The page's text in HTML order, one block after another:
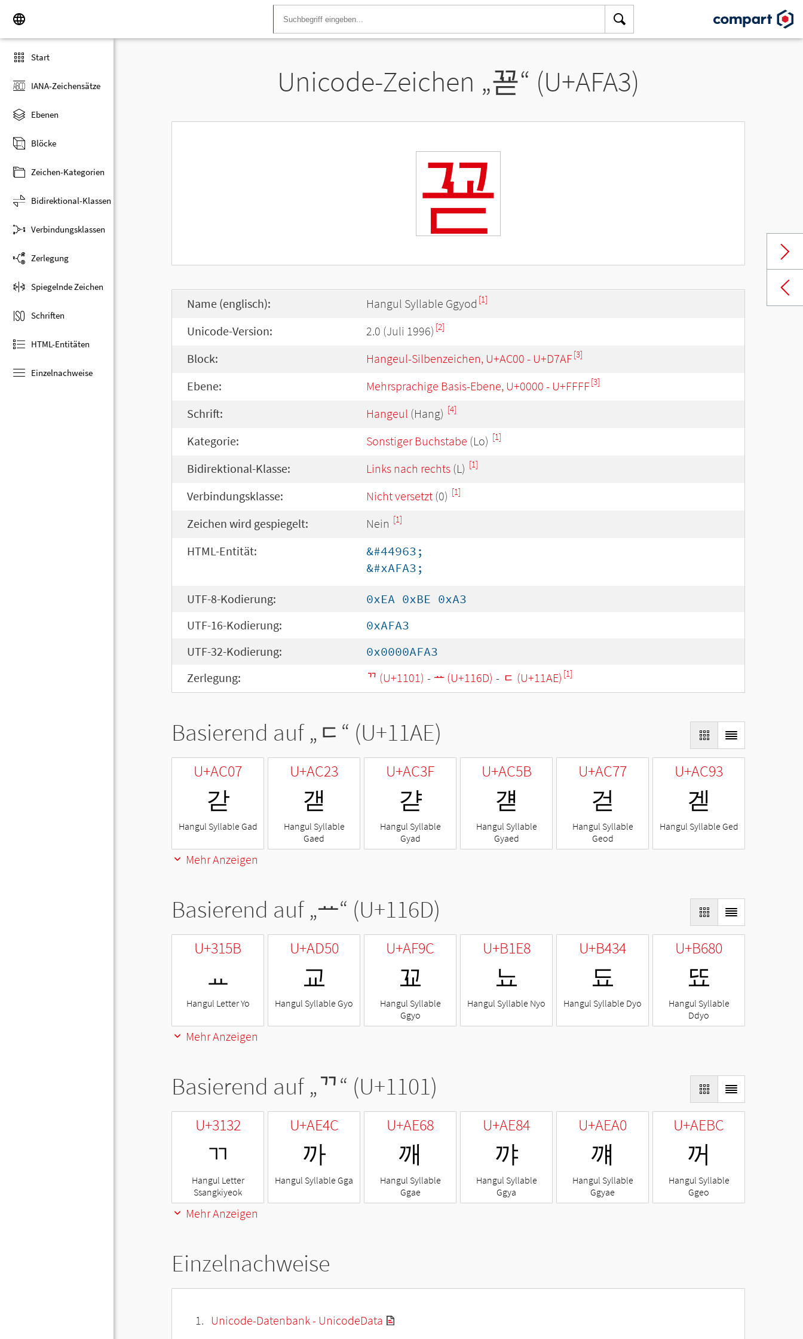
Start
IANA-Zeichensätze
Ebenen
Blöcke
Zeichen-Kategorien
Bidirektional-Klassen
Verbindungsklassen
Zerlegung
Spiegelnde Zeichen
Schriften
HTML-Entitäten
Einzelnachweise
Unicode-Zeichen „꾣“ (U+AFA3)
꾣
Name (englisch): Hangul Syllable Ggyod [1]
Unicode-Version: 2.0 (Juli 1996) [2]
Block: Hangeul-Silbenzeichen, U+AC00 - U+D7AF[3]
Ebene: Mehrsprachige Basis-Ebene, U+0000 - U+FFFF[3]
Schrift: Hangeul (Hang) [4]
Kategorie: Sonstiger Buchstabe (Lo) [1]
Bidirektional-Klasse: Links nach rechts (L) [1]
Verbindungsklasse: Nicht versetzt (0) [1]
Zeichen wird gespiegelt: Nein [1]
HTML-Entität:
&#44963;
&#xAFA3;
UTF-8-Kodierung:
0xEA 0xBE 0xA3
UTF-16-Kodierung:
0xAFA3
UTF-32-Kodierung:
0x0000AFA3
Zerlegung:
ᄁ (U+1101) - ᅭ (U+116D) - ᆮ (U+11AE) [1]
Basierend auf „ ᆮ “ (U+11AE)
U+AC07
갇
Hangul Syllable Gad
U+AC23
갣
Hangul Syllable
Gaed
U+AC3F
갿
Hangul Syllable
Gyad
U+AC5B
걛
Hangul Syllable
Gyaed
U+AC77
걷
Hangul Syllable
Geod
U+AC93
겓
Hangul Syllable Ged
Mehr Anzeigen
Basierend auf „ᅭ“ (U+116D)
U+315B
ㅛ
Hangul Letter Yo
U+AD50
교
Hangul Syllable Gyo
U+AF9C
꾜
Hangul Syllable
Ggyo
U+B1E8
뇨
Hangul Syllable Nyo
U+B434
됴
Hangul Syllable Dyo
U+B680
뚀
Hangul Syllable
Ddyo
Mehr Anzeigen
Basierend auf „ᄁ“ (U+1101)
U+3132
ㄲ
Hangul Letter
Ssangkiyeok
U+AE4C
까
Hangul Syllable Gga
U+AE68
깨
Hangul Syllable
Ggae
U+AE84
꺄
Hangul Syllable
Ggya
U+AEA0
꺠
Hangul Syllable
Ggyae
U+AEBC
꺼
Hangul Syllable
Ggeo
Mehr Anzeigen
Einzelnachweise
Unicode-Datenbank - UnicodeData